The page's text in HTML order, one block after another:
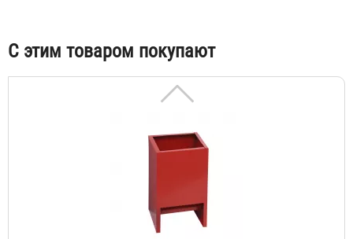
Табы
С этим товаром покупают
Подставка под огнетушитель П-15 “Урна”
331 ₽